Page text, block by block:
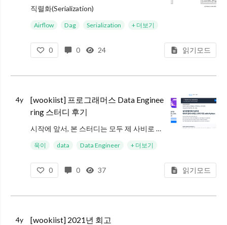
직렬화(Serialization)
Airflow의 DAG 직렬화를 알아보기 전에, 직렬화가 무엇인지부터 정리해보려고 합니다.
실제 실행중인 프로세스상에서 데
Airflow Dag Serialization + 더보기
0 0 24 읽기모드
4y
[wookiist] 프로그래머스 Data Enginee
ring 스터디 후기
시작에 앞서, 본 스터디는 모두 제 사비로 구매하여 수강한 것임을 먼저 밝힙니다!
데이터 엔지니어..?!
욱이 data Data Engineer + 더보기
0 0 37 읽기모드
4y [wookiist] 2021년 회고